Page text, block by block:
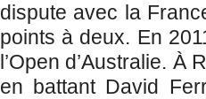
dispute avec la
points à deux. En
l’Open d’Australie. À
en battant David